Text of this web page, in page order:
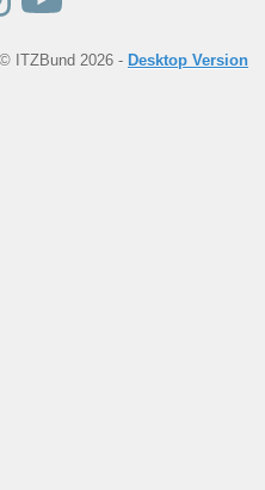
ITZBund 2026 - Desktop Version